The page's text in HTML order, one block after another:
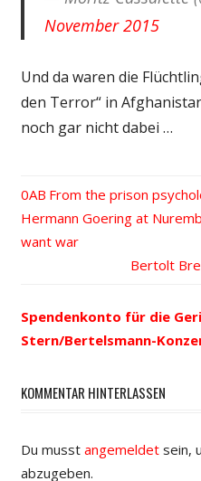
November 2015
Und da waren die
den Terror“ in
noch gar nicht dabei …
Beitrags-
Navigation
Vorheriger
Beitrag:
From the prison
Hermann Goering at
want war
Nächster
Bertolt
Spendenkonto für die
Stern/Bertelsmann-
KOMMENTAR HINTERLASSEN
Du musst angemeldetsein,
abzugeben.